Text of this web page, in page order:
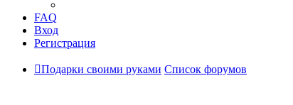
FAQ
Вход
Регистрация
Подарки своими руками Список форумов